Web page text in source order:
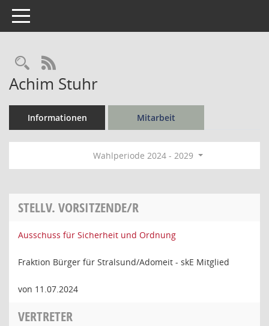
Toggle navigation
Rechercheauswahl
RSS-Feed
Achim Stuhr
Informationen Mitarbeit
Wahlperiode 2024 - 2029
STELLV. VORSITZENDE/R
Ausschuss für Sicherheit und Ordnung
Fraktion Bürger für Stralsund/Adomeit - skE Mitglied
von 11.07.2024
VERTRETER